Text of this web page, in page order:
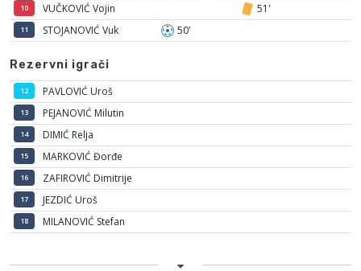
10 VUČKOVIĆ Vojin 51'
11 STOJANOVIĆ Vuk 50'
Rezervni igrači
12 PAVLOVIĆ Uroš
13 PEJANOVIĆ Milutin
14 DIMIĆ Relja
15 MARKOVIĆ Đorđe
16 ZAFIROVIĆ Dimitrije
17 JEZDIĆ Uroš
18 MILANOVIĆ Stefan